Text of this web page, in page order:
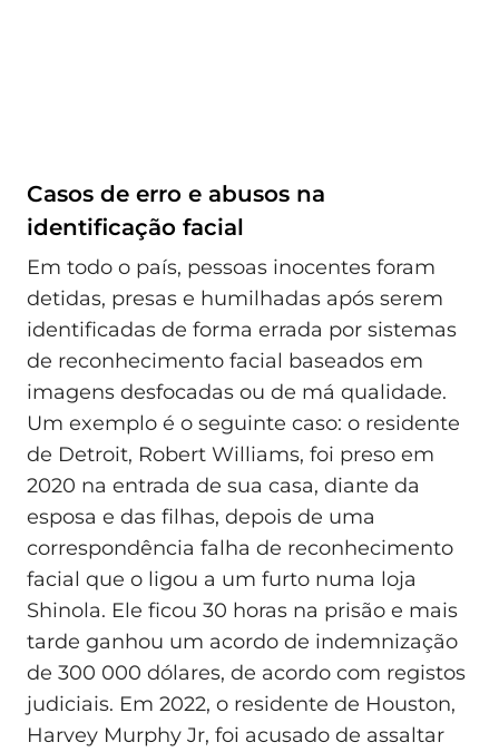
Casos de erro e abusos na
identificação facial
Em todo o país, pessoas inocentes foram
detidas, presas e humilhadas após serem
identificadas de forma errada por sistemas
de reconhecimento facial baseados em
imagens desfocadas ou de má qualidade.
Um exemplo é o seguinte caso: o residente
de Detroit, Robert Williams, foi preso em
2020 na entrada de sua casa, diante da
esposa e das filhas, depois de uma
correspondência falha de reconhecimento
facial que o ligou a um furto numa loja
Shinola. Ele ficou 30 horas na prisão e mais
tarde ganhou um acordo de indemnização
de 300 000 dólares, de acordo com registos
judiciais. Em 2022, o residente de Houston,
Harvey Murphy Jr, foi acusado de assaltar